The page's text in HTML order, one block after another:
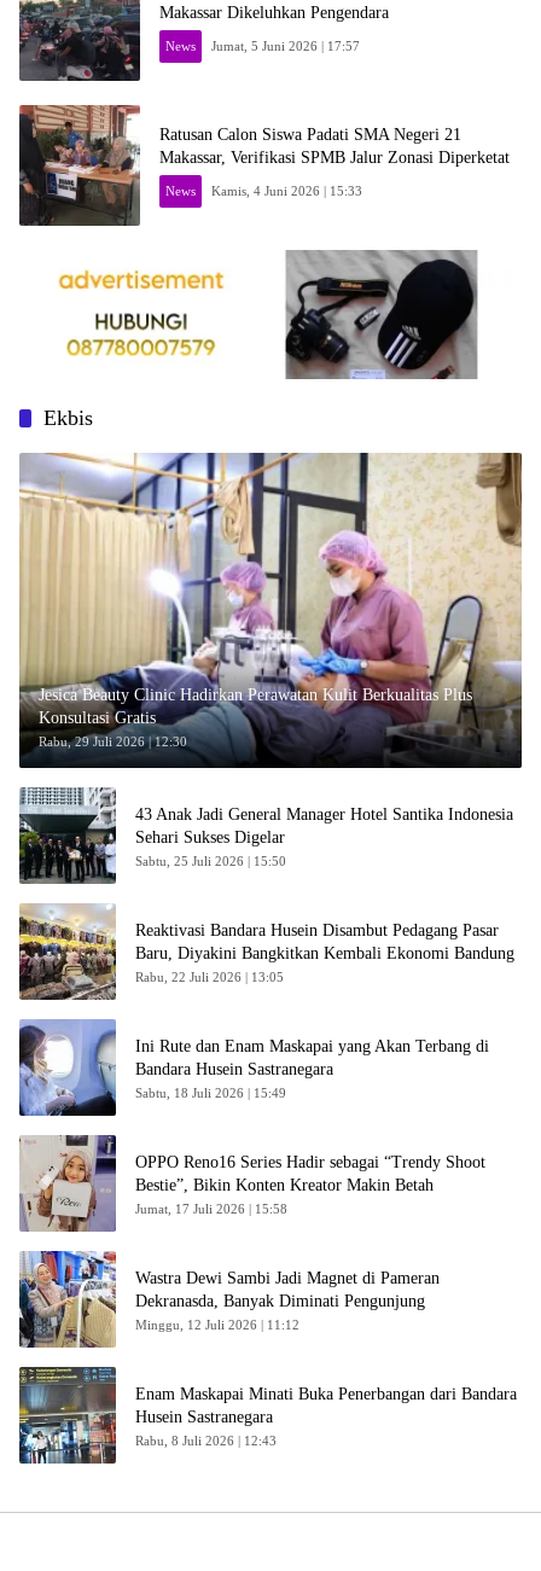
Makassar Dikeluhkan Pengendara
News Jumat, 5 Juni 2026 | 17:57
Ratusan Calon Siswa Padati SMA Negeri 21
Makassar, Verifikasi SPMB Jalur Zonasi Diperketat
News Kamis, 4 Juni 2026 | 15:33
Ekbis
Jesica Beauty Clinic Hadirkan Perawatan Kulit Berkualitas Plus
Konsultasi Gratis
Rabu, 29 Juli 2026 | 12:30
43 Anak Jadi General Manager Hotel Santika Indonesia
Sehari Sukses Digelar
Sabtu, 25 Juli 2026 | 15:50
Reaktivasi Bandara Husein Disambut Pedagang Pasar
Baru, Diyakini Bangkitkan Kembali Ekonomi Bandung
Rabu, 22 Juli 2026 | 13:05
Ini Rute dan Enam Maskapai yang Akan Terbang di
Bandara Husein Sastranegara
Sabtu, 18 Juli 2026 | 15:49
OPPO Reno16 Series Hadir sebagai “Trendy Shoot
Bestie”, Bikin Konten Kreator Makin Betah
Jumat, 17 Juli 2026 | 15:58
Wastra Dewi Sambi Jadi Magnet di Pameran
Dekranasda, Banyak Diminati Pengunjung
Minggu, 12 Juli 2026 | 11:12
Enam Maskapai Minati Buka Penerbangan dari Bandara
Husein Sastranegara
Rabu, 8 Juli 2026 | 12:43